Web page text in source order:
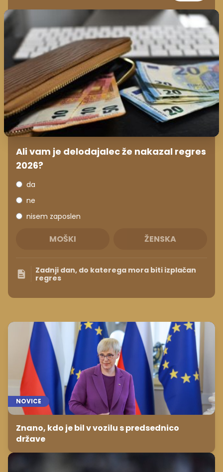
Ali vam je delodajalec že nakazal regres
2026?
da
ne
nisem zaposlen
MOŠKI ŽENSKA
Zadnji dan, do katerega mora biti izplačan
regres
NOVICE
Znano, kdo je bil v vozilu s predsednico
države